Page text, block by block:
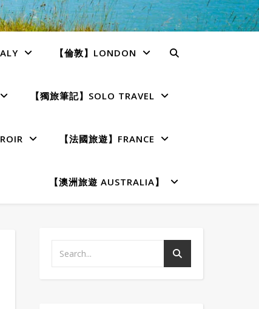
【倫敦】LONDON
【獨旅筆記】SOLO TRAVEL
【法國旅遊】FRANCE
【澳洲旅遊 AUSTRALIA】